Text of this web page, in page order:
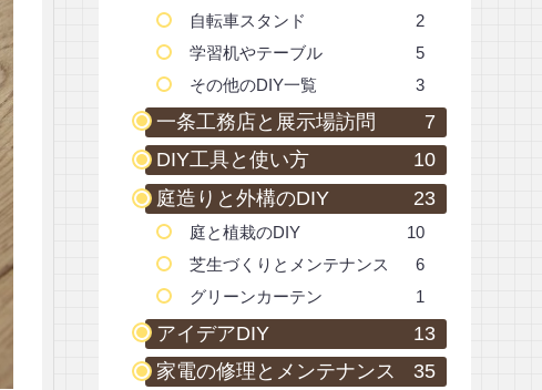
自転車スタンド
2
学習机やテーブル
5
その他のDIY一覧
3
一条工務店と展示場訪問
7
DIY工具と使い方
10
庭造りと外構のDIY
23
庭と植栽のDIY
10
芝生づくりとメンテナンス
6
グリーンカーテン
1
アイデアDIY
13
家電の修理とメンテナンス
35